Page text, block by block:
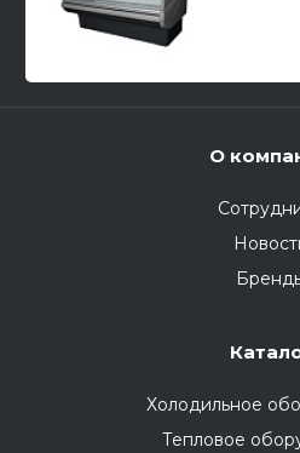
О
Холодильное
Тепловое